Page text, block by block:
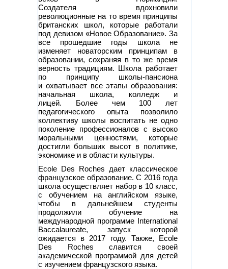
Создателя вдохновили
революционные на то время принципы
британских школ, которые работали
под девизом «Новое Образование». За
все прошедшие годы школа не
изменяет новаторским принципам в
образовании, сохраняя в то же время
верность традициям. Школа работает
по принципу школы-пансиона
и охватывает все этапы образования:
начальная школа, колледж и
лицей. Более чем 100 лет
педагогического опыта позволило
коллективу школы воспитать не одно
поколение профессионалов с высоко
моральными ценностями, которые
достигли больших высот в политике,
экономике и в области культуры.
Ecole Des Roches дает классическое
французское образование. С 2016 года
школа осуществляет набор в 10 класс,
с обучением на английском языке,
чтобы в дальнейшем студенты
продолжили обучение на
международной программе International
Baccalaureate, запуск которой
ожидается в 2017 году. Также, Ecole
Des Roches славится своей
академической программой для детей
с изучением французского языка.